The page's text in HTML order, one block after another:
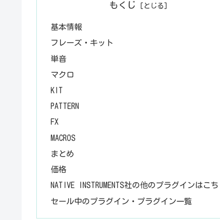
もくじ
基本情報
フレーズ・キット
単音
マクロ
KIT
PATTERN
FX
MACROS
まとめ
価格
NATIVE INSTRUMENTS社の他のプラグインはこ
セール中のプラグイン・プラグイン一覧